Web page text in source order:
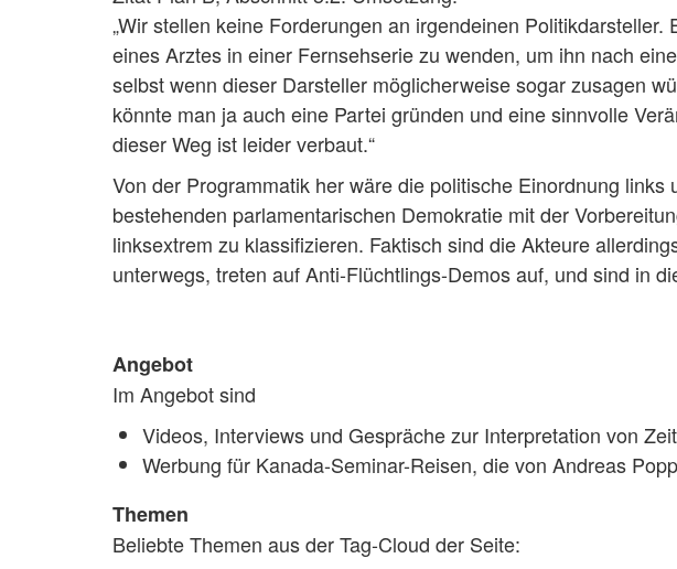
„Wir stellen keine Forderungen an irgendeinen
eines Arztes in einer Fernsehserie zu wenden, um ihn nach
selbst wenn dieser Darsteller möglicherweise sogar zusagen
könnte man ja auch eine Partei gründen und eine sinnvolle
dieser Weg ist leider verbaut.“
Von der Programmatik her wäre die politische Einordnung
bestehenden parlamentarischen Demokratie mit der
linksextrem zu klassifizieren. Faktisch sind die Akteure
unterwegs, treten auf Anti-Flüchtlings-Demos auf, und sind in
Angebot
Im Angebot sind
Videos, Interviews und Gespräche zur Interpretation von
Werbung für Kanada-Seminar-Reisen, die von Andreas
Themen
Beliebte Themen aus der Tag-Cloud der Seite: